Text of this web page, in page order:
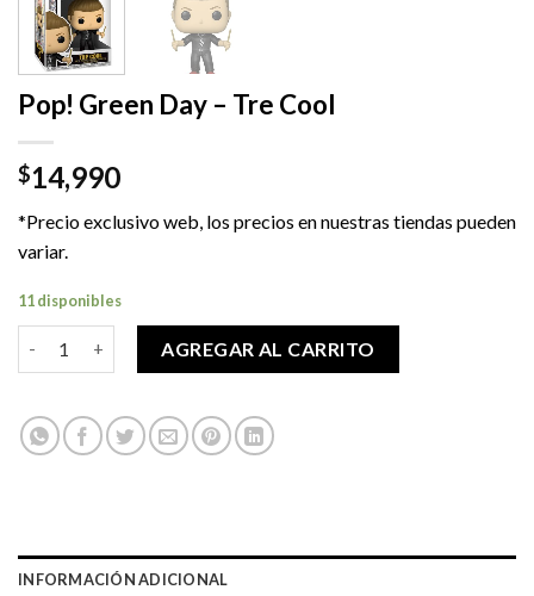
Pop! Green Day – Tre Cool
$14,990
*Precio exclusivo web, los precios en nuestras tiendas pueden
variar.
11 disponibles
AGREGAR AL CARRITO
INFORMACIÓN ADICIONAL